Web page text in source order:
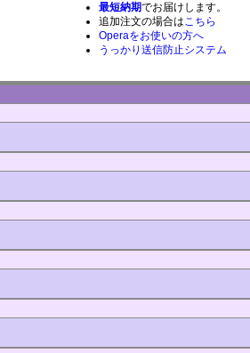
最短納期でお届けします。
追加注文の場合はこちら
Operaをお使いの方へ
うっかり送信防止システム